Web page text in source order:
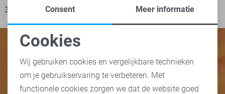
36,99
34,99
Noodzakelijke cookies
Personalisatie cookies
Consent Meer informatie
Cookies
Wij gebruiken cookies en vergelijkbare technieken
om je gebruikservaring te verbeteren. Met
functionele cookies zorgen we dat de website goed